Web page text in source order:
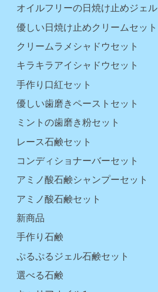
オイルフリーの日焼け止めジェル
優しい日焼け止めクリームセット
クリームラメシャドウセット
キラキラアイシャドウセット
手作り口紅セット
優しい歯磨きペーストセット
ミントの歯磨き粉セット
レース石鹸セット
コンディショナーバーセット
アミノ酸石鹸シャンプーセット
アミノ酸石鹸セット
新商品
手作り石鹸
ぷるぷるジェル石鹸セット
選べる石鹸